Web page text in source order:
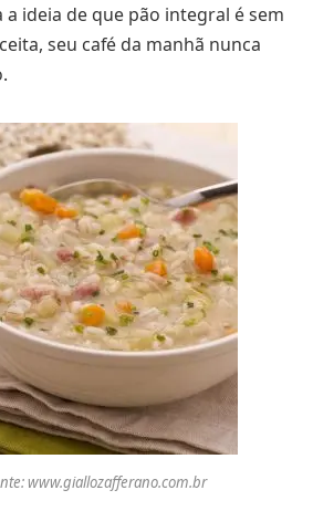
a ideia de que pão integral é sem
seu café da manhã nunca
www.giallozafferano.com.br